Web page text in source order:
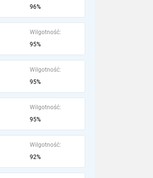
96%
Wilgotność:
95%
Wilgotność:
95%
Wilgotność:
95%
Wilgotność:
92%